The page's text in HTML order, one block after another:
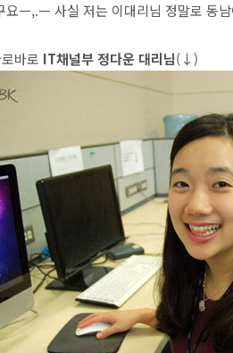
ㅡ,.ㅡ 사실 저는 이대리님 정말로 동
바로 IT채널부 정다운 대리님(↓)